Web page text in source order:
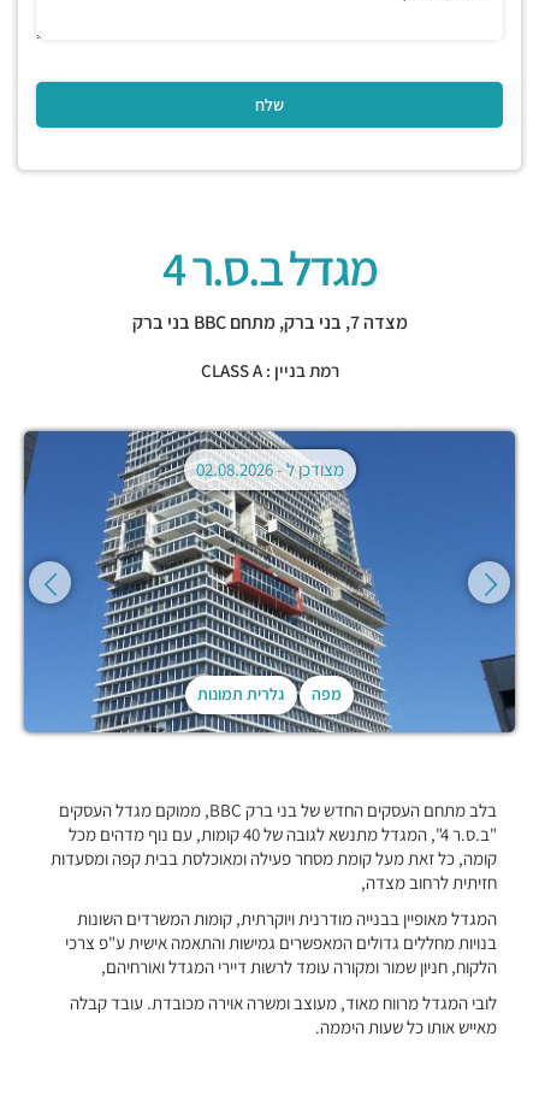
מגדל ב.ס.ר 4
מצדה 7, בני ברק,מתחם BBC בני ברק
רמת בניין : CLASS A
מפה גלרית תמונות
מצודכן ל -02.08.2026
בלב מתחם העסקים החדש של בני ברק BBC, ממוקם מגדל העסקים
"ב.ס.ר 4", המגדל מתנשא לגובה של 40 קומות, עם נוף מדהים מכל
קומה, כל זאת מעל קומת מסחר פעילה ומאוכלסת בבית קפה ומסעדות
חזיתית לרחוב מצדה,
המגדל מאופיין בבנייה מודרנית ויוקרתית, קומות המשרדים השונות
בנויות מחללים גדולים המאפשרים גמישות והתאמה אישית ע"פ צרכי
הלקוח, חניון שמור ומקורה עומד לרשות דיירי המגדל ואורחיהם,
לובי המגדל מרווח מאוד, מעוצב ומשרה אוירה מכובדת. עובד קבלה
מאייש אותו כל שעות היממה.